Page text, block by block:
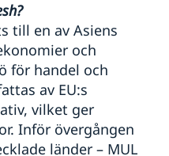
till en av Asiens
och
för handel och
av EU:s
vilket ger
Inför övergången
länder – MUL